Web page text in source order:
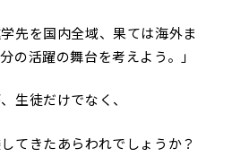
先を国内全域、果ては海外ま
の活躍の舞台を考えよう。」
生徒だけでなく、
てきたあらわれでしょうか？